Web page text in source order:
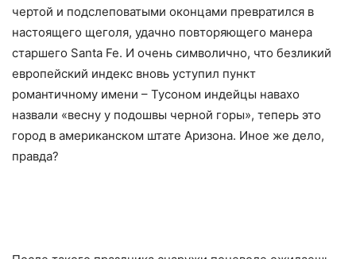
чертой и подслеповатыми оконцами превратился в
настоящего щеголя, удачно повторяющего манера
старшего Santa Fe. И очень символично, что безликий
европейский индекс вновь уступил пункт
романтичному имени – Тусоном индейцы навахо
назвали «весну у подошвы черной горы», теперь это
город в американском штате Аризона. Иное же дело,
правда?